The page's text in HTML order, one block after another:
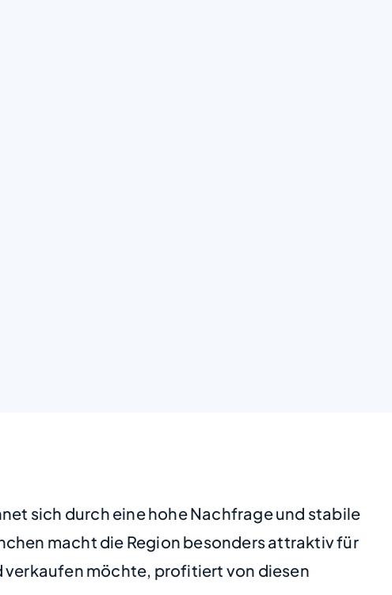
sich durch eine hohe Nachfrage und stabile
macht die Region besonders attraktiv für
verkaufen möchte, profitiert von diesen